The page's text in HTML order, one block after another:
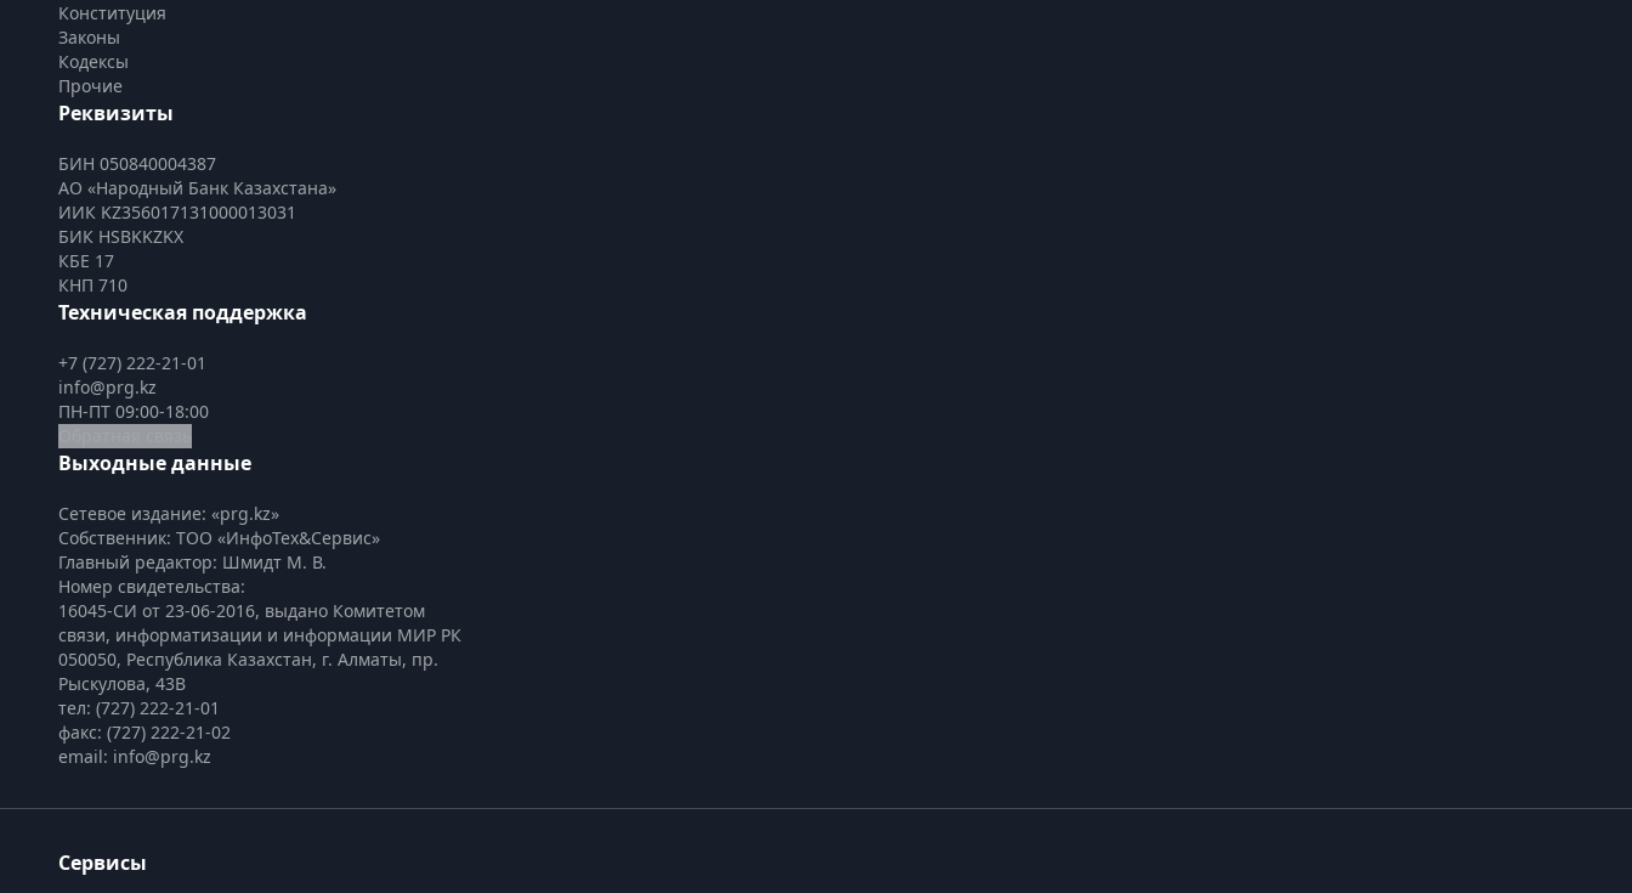
Конституция
Законы
Кодексы
Прочие
Реквизиты
БИН 050840004387
АО «Народный Банк Казахстана»
ИИК KZ356017131000013031
БИК HSBKKZKX
КБЕ 17
КНП 710
Техническая поддержка
+7 (727) 222-21-01
info@prg.kz
ПН-ПТ 09:00-18:00
Выходные данные
Сетевое издание: «prg.kz»
Собственник: ТОО «ИнфоТех&Сервис»
Главный редактор: Шмидт М. В.
Номер свидетельства:
16045-СИ от 23-06-2016, выдано Комитетом
связи, информатизации и информации МИР РК
050050, Республика Казахстан, г. Алматы, пр.
Рыскулова, 43В
тел: (727) 222-21-01
факс: (727) 222-21-02
email: info@prg.kz
Сервисы